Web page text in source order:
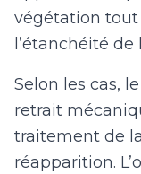
végétation
l’étanchéité
Selon les cas,
retrait
traitement de
réapparition.